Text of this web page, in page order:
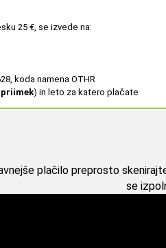
25 €, se izvede na:
koda namena OTHR
) in leto za katero plačate
plačilo preprosto
se